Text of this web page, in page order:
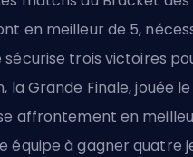
en meilleur de 5,
sécurise trois victoires
la Grande Finale, jouée
affrontement en
équipe à gagner quatre